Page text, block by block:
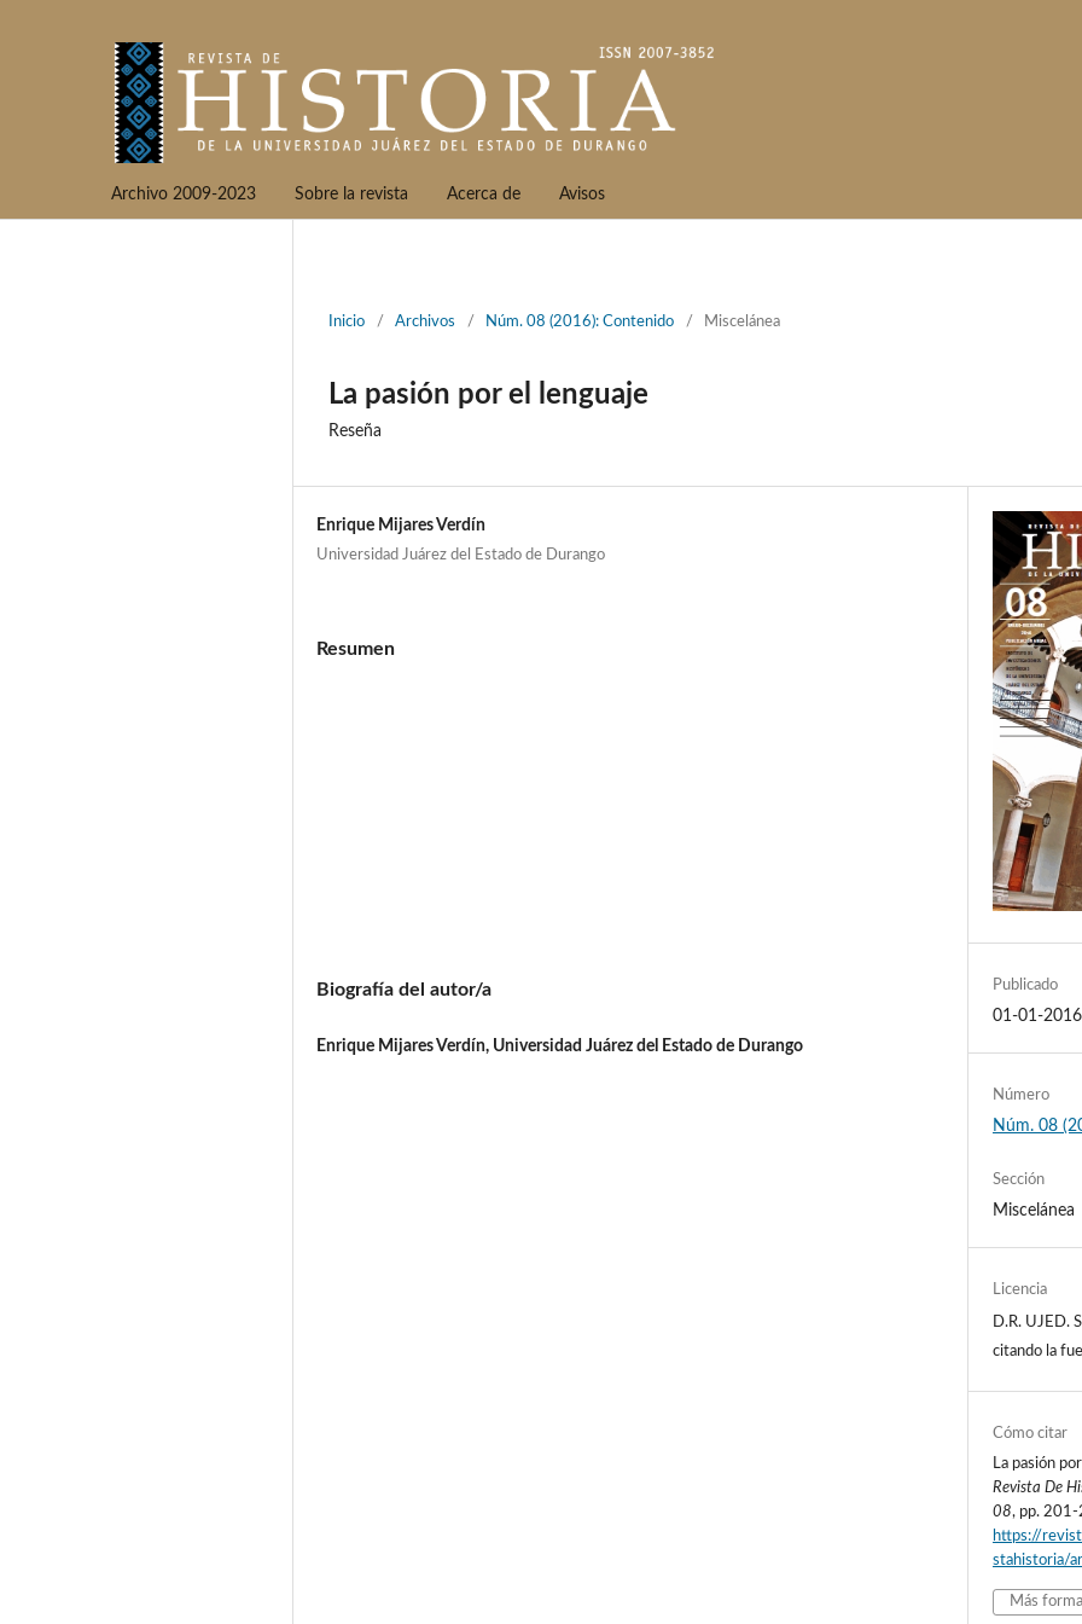
Archivo 2009-2023 Sobre la revista Acerca de Avisos
Inicio / Archivos / Núm. 08 (2016): Contenido / Miscelánea
La pasión por el lenguaje
Reseña
Enrique Mijares Verdín
Universidad Juárez del Estado de Durango
Resumen
Biografía del autor/a
Enrique Mijares Verdín, Universidad Juárez del Estado de Durango
Publicado
01-01-2016
Número
Núm. 08
Sección
Miscelánea
Licencia
D.R. UJED.
citando la
Cómo citar
La pasión
Revista De
08, pp.
https://
stahistoria/
Más